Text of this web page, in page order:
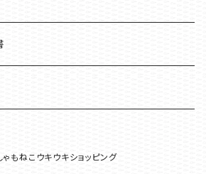
もねこウキウキショッピング